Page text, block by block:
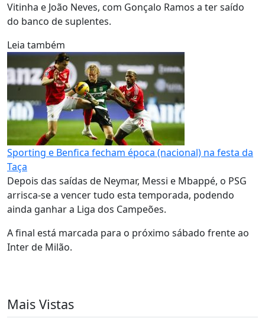
Vitinha e João Neves, com Gonçalo Ramos a ter saído
do banco de suplentes.
Leia também
Sporting e Benfica fecham época (nacional) na festa da
Taça
Depois das saídas de Neymar, Messi e Mbappé, o PSG
arrisca-se a vencer tudo esta temporada, podendo
ainda ganhar a Liga dos Campeões.
A final está marcada para o próximo sábado frente ao
Inter de Milão.
Mais Vistas